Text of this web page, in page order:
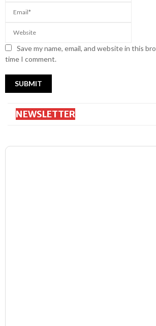
Save my name, email, and website in this
time I comment.
NEWSLETTER